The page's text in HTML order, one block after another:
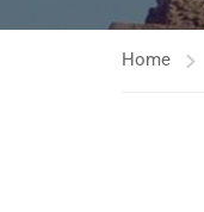
Home